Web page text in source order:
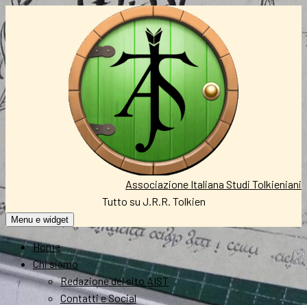
al
Associazione Italiana Studi Tolkieniani
Tutto su J.R.R. Tolkien
Menu e widget
Home
Chi siamo
Redazione del sito AIST
Contatti e Social